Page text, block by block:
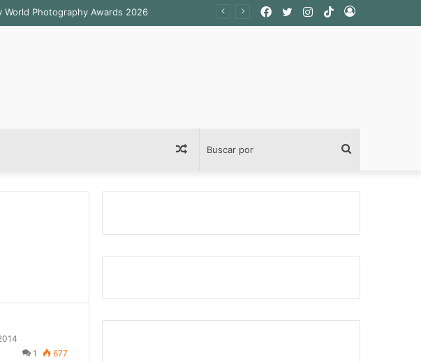
World Photography Awards 2026 Acceso
TikTok
Instagram
Twitter
Facebook
por
Publicación
al
azar
1
677